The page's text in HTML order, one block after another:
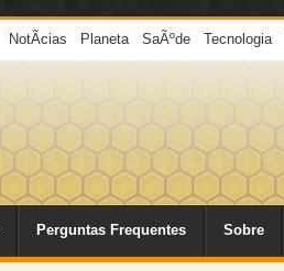
NotÃ­cias Planeta SaÃºde Tecnologia
Perguntas Frequentes Sobre